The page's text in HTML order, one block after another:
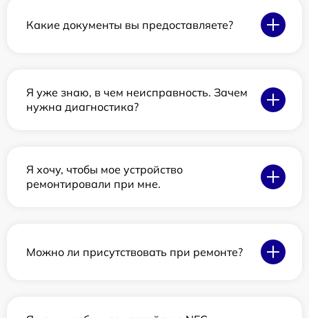
Какие документы вы предоставляете?
Я уже знаю, в чем неисправность. Зачем
нужна диагностика?
Я хочу, чтобы мое устройство
ремонтировали при мне.
Можно ли присутствовать при ремонте?